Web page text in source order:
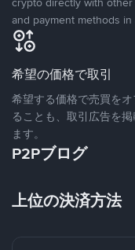
and payment methods
希望の価格で取引
希望する価格で売買を
ることも、取引広告を
ます。
P2Pブログ
上位の決済方法